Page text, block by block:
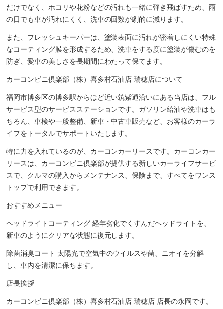
だけでなく、ホコリや花粉などの汚れも一緒に弾き飛ばすため、雨
の日でも車が汚れにくく、洗車の回数が劇的に減ります。
また、フレッシュキーパーは、塗装表面に汚れが密着しにくい特殊
なコーティング膜を形成するため、洗車をする度に塗装が傷むのを
防ぎ、愛車の美しさを長期間にわたって保てます。
カーコンビニ倶楽部（株）喜多村石油店 瑞穂店について
福岡市博多区の博多駅からほど近い筑紫通沿いにある当店は、フル
サービス型のサービスステーションです。ガソリン給油や洗車はも
ちろん、車検や一般整備、新車・中古車販売など、お客様のカーラ
イフをトータルでサポートいたします。
特に力を入れているのが、カーコンカーリースです。カーコンカー
リースは、カーコンビニ倶楽部が提供する新しいカーライフサービ
スで、クルマの購入からメンテナンス、保険まで、すべてをワンス
トップで利用できます。
おすすめメニュー
ヘッドライトコーティング 経年劣化でくすんだヘッドライトを、
新車のようにクリアな状態に復元します。
除菌消臭コート 太陽光で空気中のウイルスや菌、ニオイを分解
し、車内を清潔に保ちます。
店長挨拶
カーコンビニ倶楽部（株）喜多村石油店 瑞穂店 店長の永岡です。